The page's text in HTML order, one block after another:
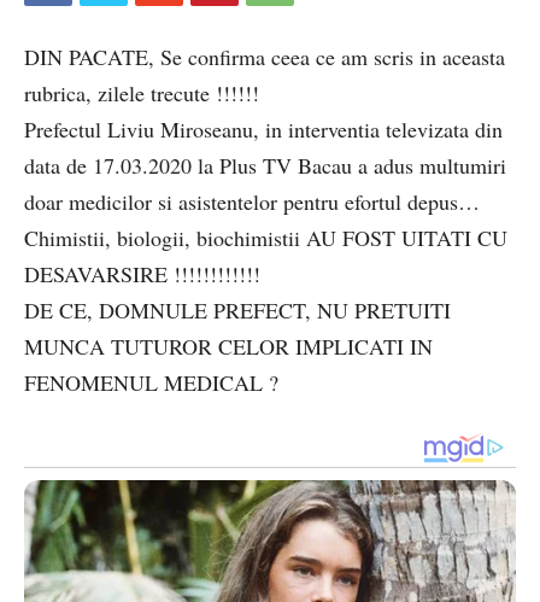
DIN PACATE, Se confirma ceea ce am scris in aceasta
rubrica, zilele trecute !!!!!!
Prefectul Liviu Miroseanu, in interventia televizata din
data de 17.03.2020 la Plus TV Bacau a adus multumiri
doar medicilor si asistentelor pentru efortul depus…
Chimistii, biologii, biochimistii AU FOST UITATI CU
DESAVARSIRE !!!!!!!!!!!!
DE CE, DOMNULE PREFECT, NU PRETUITI
MUNCA TUTUROR CELOR IMPLICATI IN
FENOMENUL MEDICAL ?